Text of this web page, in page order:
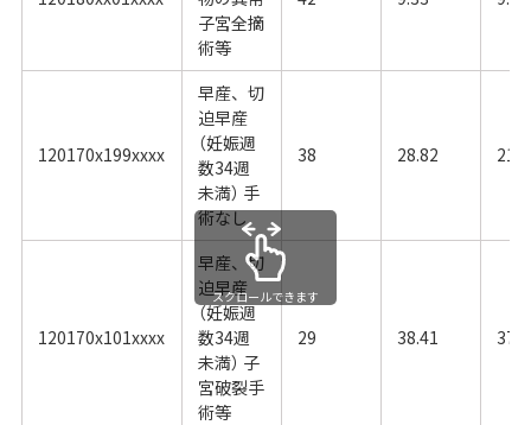
子宮全摘
術等
120170x199xxxx
早産、切
迫早産
（妊娠週
数34週
未満） 手
術なし
38 28.82
120170x101xxxx
早産、切
迫早産
（妊娠週
数34週
未満） 子
宮破裂手
術等
29 38.41
スクロールできます